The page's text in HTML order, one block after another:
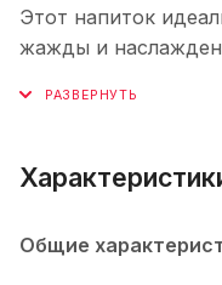
Этот напиток
жажды и
Общие